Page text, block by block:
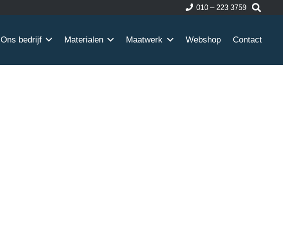
010 – 223 3759
Ons bedrijf Materialen Maatwerk Webshop Contact